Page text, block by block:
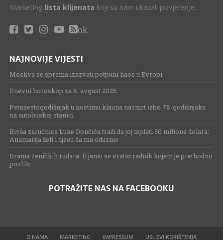
Marketing lista klijenata koji su nam ukazali povjerenje.
ok
NAJNOVIJE VIJESTI
Moskva se sprema izazvati potpuni haos u Evropi
Dnevni horoskop za 8. avgust.2026.
Petnaestogodišnjak u kostimu klauna nasmrt izbo 78-godišnjaka
na autobuskoj stanici
Bivša zaručnica Luke Dončića traži da joj isplati 50 miliona dolara:
Anamarija želi i djecu da mu oduzme
Drama zeničkih rudara: U jamu se vratio radnik kojem je prethodno
pozlilo
POTRAŽITE NAS NA FACEBOOKU
O NAMA MARKETING IMPRESSUM USLOVI KORIŠTENJA